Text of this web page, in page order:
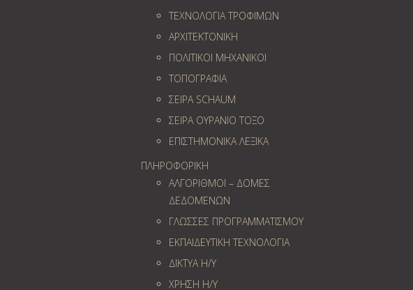
ΤΕΧΝΟΛΟΓΙΑ ΤΡΟΦΙΜΩΝ
ΑΡΧΙΤΕΚΤΟΝΙΚΗ
ΠΟΛΙΤΙΚΟΙ ΜΗΧΑΝΙΚΟΙ
ΤΟΠΟΓΡΑΦΙΑ
ΣΕΙΡΑ SCHAUM
ΣΕΙΡΑ ΟΥΡΑΝΙΟ ΤΟΞΟ
ΕΠΙΣΤΗΜΟΝΙΚΑ ΛΕΞΙΚΑ
ΠΛΗΡΟΦΟΡΙΚΗ
ΑΛΓΟΡΙΘΜΟΙ – ΔΟΜΕΣ
ΔΕΔΟΜΕΝΩΝ
ΓΛΩΣΣΕΣ ΠΡΟΓΡΑΜΜΑΤΙΣΜΟΥ
ΕΚΠΑΙΔΕΥΤΙΚΗ ΤΕΧΝΟΛΟΓΙΑ
ΔΙΚΤΥΑ Η/Υ
ΧΡΗΣΗ Η/Υ